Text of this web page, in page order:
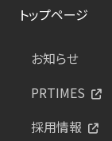
トップページ
お知らせ
PRTIMES
採用情報